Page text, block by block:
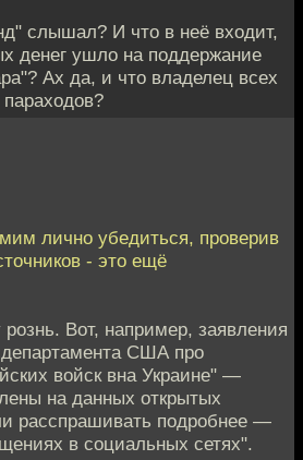
слышал? И что в неё входит,
денег ушло на поддержание
Ах да, и что владелец всех
параходов?
лично убедиться, проверив
- это ещё
рознь. Вот, например, заявления
США про
войск вна Украине" —
на данных открытых
расспрашивать подробнее —
в социальных сетях".